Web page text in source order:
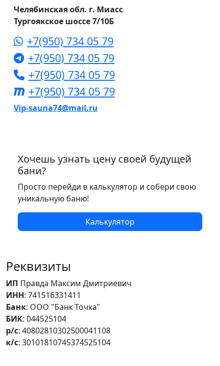
Челябинская обл. г. Миасс
Тургоякское шоссе 7/10Б
+7(950) 734 05 79
+7(950) 734 05 79
+7(950) 734 05 79
+7(950) 734 05 79
Vip-sauna74@mail.ru
Хочешь узнать цену своей будущей
бани?
Просто перейди в калькулятор и собери свою
уникальную баню!
Калькулятор
Реквизиты
ИП Правда Максим Дмитриевич
ИНН: 741516331411
Банк: ООО "Банк Точка"
БИК: 044525104
р/с: 40802810302500041108
к/с: 30101810745374525104